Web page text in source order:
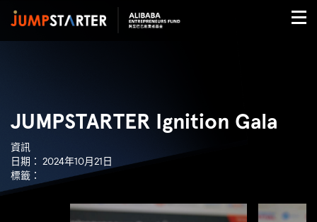
JUMPSTARTER Ignition Gala
資訊
日期： 2024年10月21日
標籤：